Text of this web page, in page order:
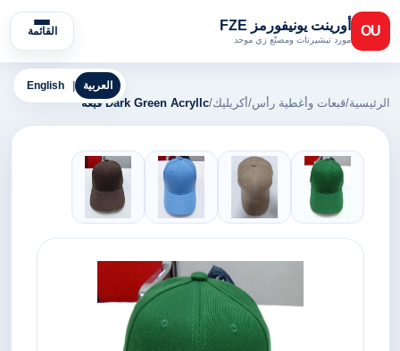
OU أورينت يونيفورمز FZE
مورد تيشيرتات ومصنّع زي موحد
القائمة
English العربية
الرئيسية/قبعات وأغطية رأس/أكريليك/Dark Green Acryllc قبعة